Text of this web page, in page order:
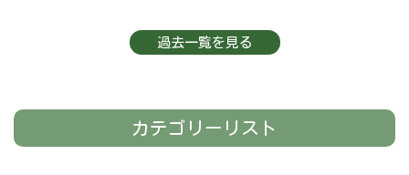
過去一覧を見る
カテゴリーリスト